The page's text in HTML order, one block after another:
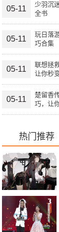
05-11
少羽沉
全书
05-11
玩日落
巧合集
05-11
联想拯
让你秒
05-11
楚留香
巧，让
热门推荐